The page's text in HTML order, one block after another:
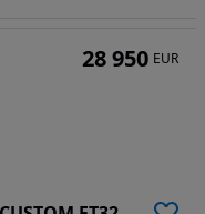
28 950 EUR